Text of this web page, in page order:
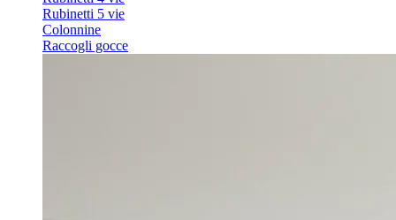
Rubinetti 5 vie
Colonnine
Raccogli gocce